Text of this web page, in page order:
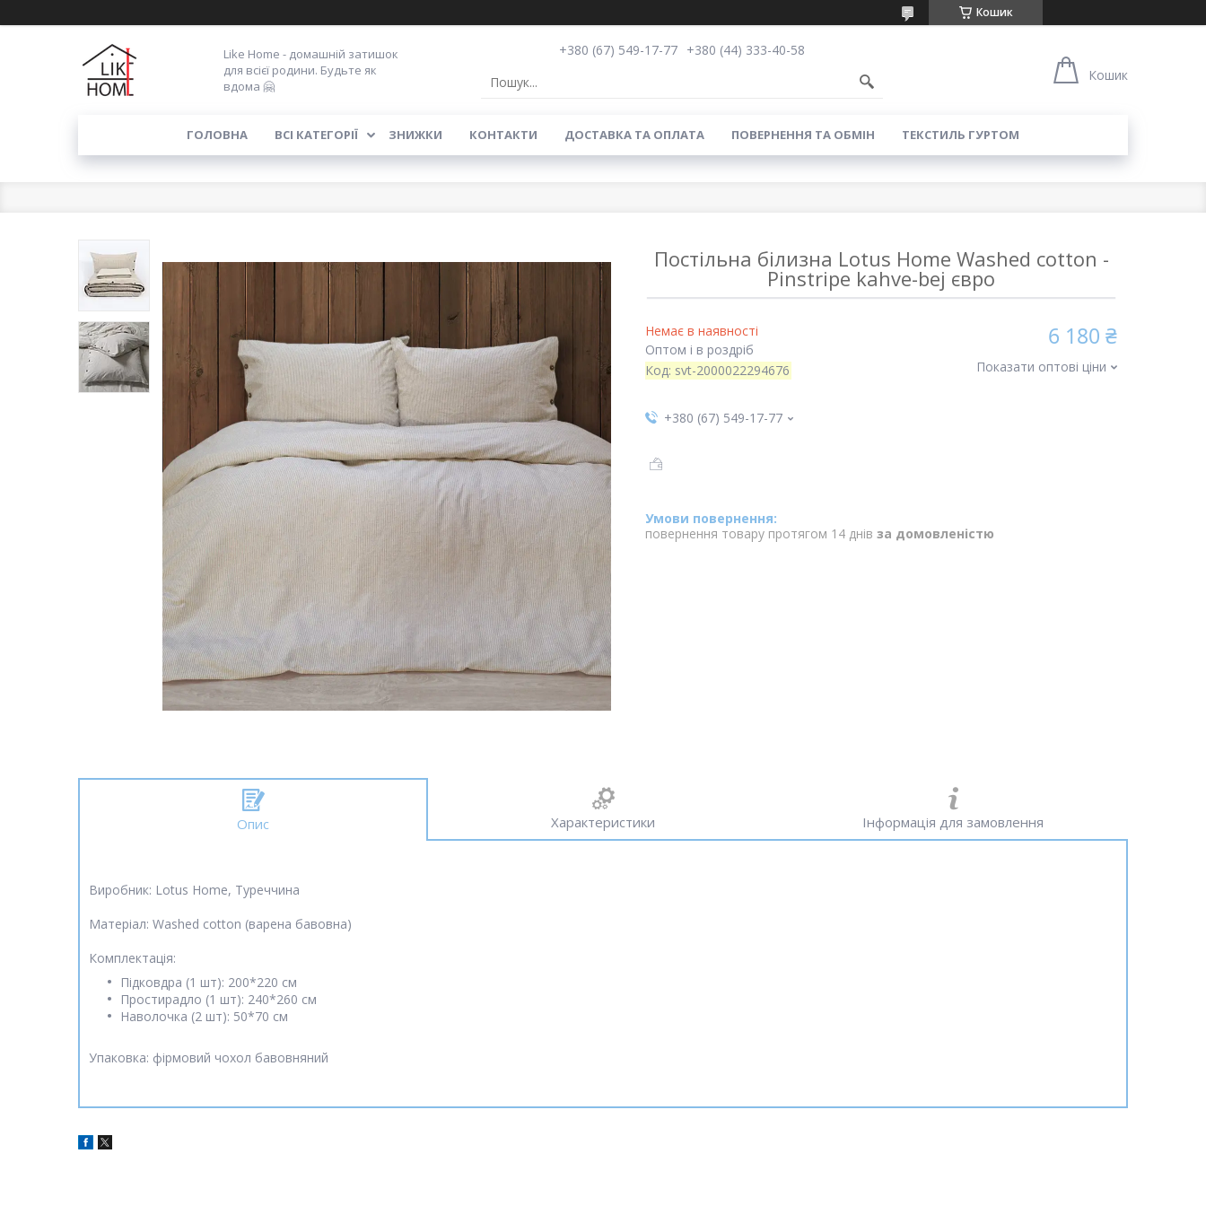
Кошик
Like Home - домашній затишок
для всієї родини. Будьте як
вдома 🤗
+380 (67) 549-17-77 +380 (44) 333-40-58
Кошик
ГОЛОВНА ВСІ КАТЕГОРІЇ ЗНИЖКИ КОНТАКТИ ДОСТАВКА ТА ОПЛАТА ПОВЕРНЕННЯ ТА ОБМІН ТЕКСТИЛЬ ГУРТОМ
Постільна білизна Lotus Home Washed cotton -
Pinstripe kahve-bej євро
Немає в наявності
Оптом і в роздріб
Код: svt-2000022294676
6 180 ₴
Показати оптові ціни
+380 (67) 549-17-77
повернення товару протягом 14 днів за домовленістю
Опис Характеристики Інформація для замовлення
Виробник: Lotus Home, Туреччина
Матеріал: Washed cotton (варена бавовна)
Комплектація:
Підковдра (1 шт): 200*220 см
Простирадло (1 шт): 240*260 см
Наволочка (2 шт): 50*70 см
Упаковка: фірмовий чохол бавовняний